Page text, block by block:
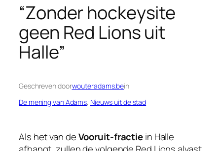
“Zonder hockeysite
geen Red Lions uit
Halle”
Geschreven doorwouteradams.bein
De mening van Adams, Nieuws uit de stad
Als het van deVooruit-fractiein Halle